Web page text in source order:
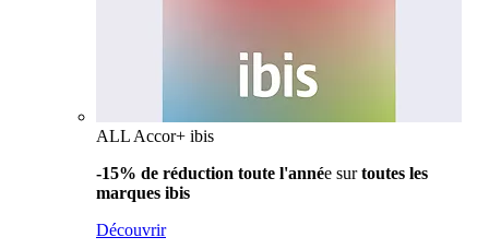
ALL Accor+ ibis
-15% de réduction toute l'année surtoutes les
marques ibis
Découvrir